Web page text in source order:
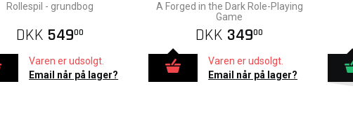
Rollespil - grundbog
DKK 54900
Varen er udsolgt.
Email når på lager?
A Forged in the Dark Role-Playing
Game
DKK 34900
Varen er udsolgt.
Email når på lager?